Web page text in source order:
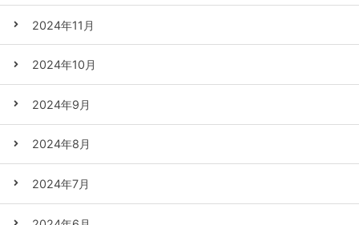
2024年11月
2024年10月
2024年9月
2024年8月
2024年7月